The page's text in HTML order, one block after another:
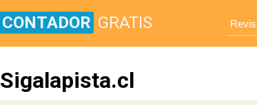
CONTADOR GRATIS
Sigalapista.cl